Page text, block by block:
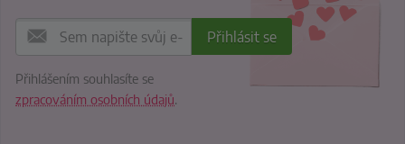
Přihlášením souhlasíte se
zpracováním osobních údajů.